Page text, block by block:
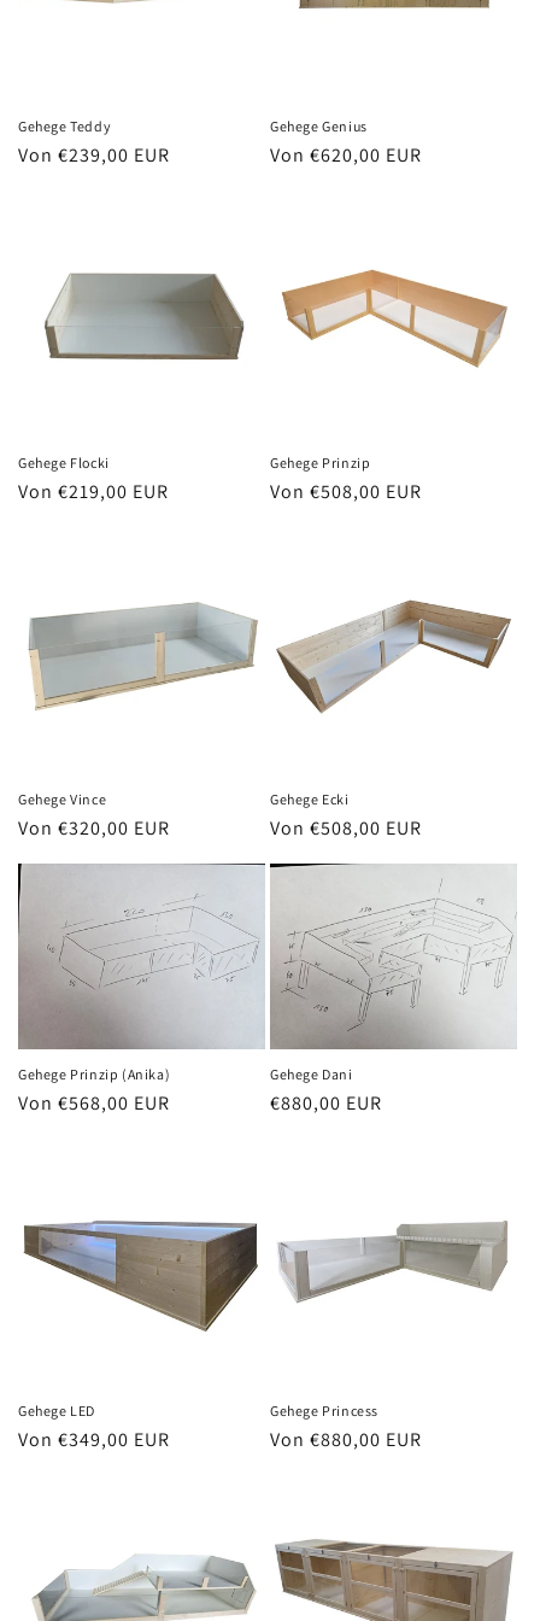
Gehege Teddy
Normaler
Von €239,00 EUR
Gehege Genius
Normaler
Von €620,00 EUR
Gehege Flocki
Normaler
Von €219,00 EUR
Gehege Prinzip
Normaler
Von €508,00 EUR
Gehege Vince
Normaler
Preis
Von €320,00 EUR
Gehege Ecki
Normaler
Preis
Von €508,00 EUR
Gehege Prinzip (Anika)
Normaler
Von €568,00 EUR
Gehege Dani
Normaler
€880,00 EUR
Gehege LED
Normaler
Von €349,00 EUR
Gehege Princess
Normaler
Von €880,00 EUR